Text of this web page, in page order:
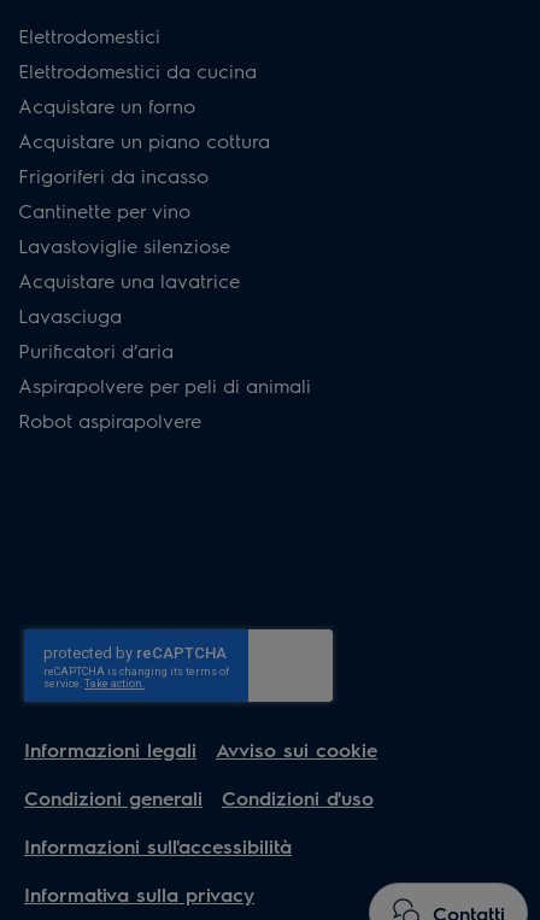
Contatti
Elettrodomestici
Elettrodomestici da cucina
Acquistare un forno
Acquistare un piano cottura
Frigoriferi da incasso
Cantinette per vino
Lavastoviglie silenziose
Acquistare una lavatrice
Lavasciuga
Purificatori d’aria
Aspirapolvere per peli di animali
Robot aspirapolvere
Informazioni legali
Avviso sui cookie
Condizioni generali
Condizioni d'uso
Informazioni sull'accessibilità
Informativa sulla privacy